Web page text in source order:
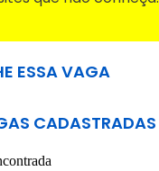
ESSA VAGA
CADASTRADAS